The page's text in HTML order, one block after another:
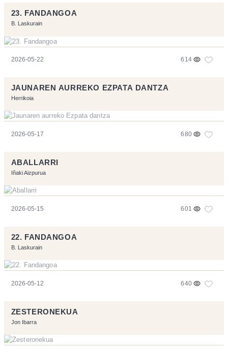
23. FANDANGOA
B. Laskurain
2026-05-22 614
JAUNAREN AURREKO EZPATA DANTZA
Herrikoia
2026-05-17 680
ABALLARRI
Iñaki Aizpurua
2026-05-15 601
22. FANDANGOA
B. Laskurain
2026-05-12 640
ZESTERONEKUA
Jon Ibarra